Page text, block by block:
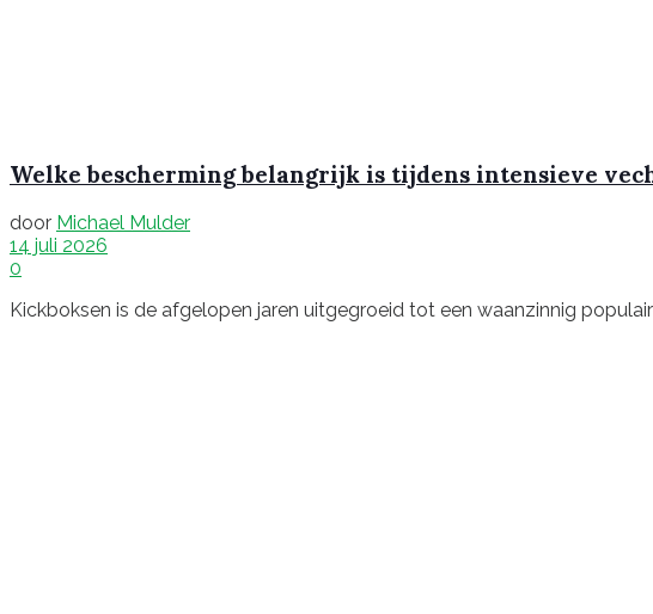
Welke bescherming belangrijk is tijdens intensieve
door Michael Mulder
14 juli 2026
0
Kickboksen is de afgelopen jaren uitgegroeid tot een waanzinnig